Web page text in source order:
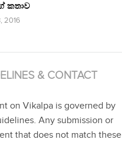
කතාව
2016
& CONTACT
on Vikalpa is governed by
Any submission or
that does not match these